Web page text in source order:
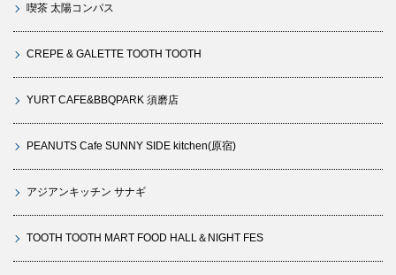
喫茶 太陽コンパス
CREPE & GALETTE TOOTH TOOTH
YURT CAFE&BBQPARK 須磨店
PEANUTS Cafe SUNNY SIDE kitchen(原宿)
アジアンキッチン サナギ
TOOTH TOOTH MART FOOD HALL＆NIGHT FES